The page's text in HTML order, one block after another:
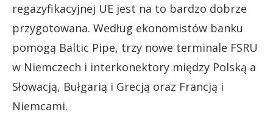
regazyfikacyjnej UE jest na to bardzo dobrze
przygotowana. Według ekonomistów banku
pomogą Baltic Pipe, trzy nowe terminale FSRU
w Niemczech i interkonektory między Polską a
Słowacją, Bułgarią i Grecją oraz Francją i
Niemcami.